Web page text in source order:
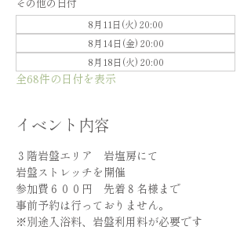
8月11日(火) 20:00
8月14日(金) 20:00
8月18日(火) 20:00
全68件の日付を表示
イベント内容
３階岩盤エリア　岩塩房にて
岩盤ストレッチを開催
参加費６００円　先着８名様まで
事前予約は行っておりません。
※別途入浴料、岩盤利用料が必要です